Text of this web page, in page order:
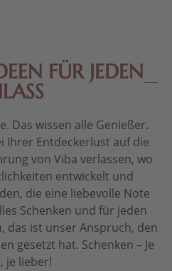
FÜR JEDEN
Das wissen alle Genießer.
Ihrer Entdeckerlust auf die
von Viba verlassen, wo
entwickelt und
die eine liebevolle Note
Schenken und für jeden
das ist unser Anspruch, den
gesetzt hat. Schenken – Je
je lieber!